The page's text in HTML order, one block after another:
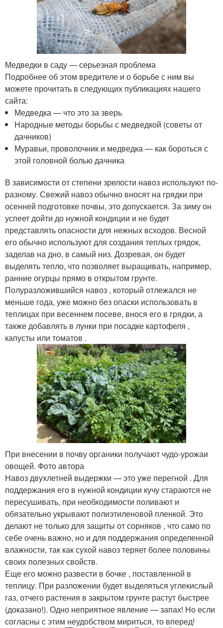
Медведки в саду — серьезная проблема
Подробнее об этом вредителе и о борьбе с ним вы
можете прочитать в следующих публикациях нашего
сайта:
Медведка — что это за зверь
Народные методы борьбы с медведкой (советы от
дачников)
Муравьи, проволочник и медведка — как бороться с
этой головной болью дачника
В зависимости от степени зрелости навоз используют по-
разному. Свежий навоз обычно вносят на грядки при
осенней подготовке почвы, это допускается. За зиму он
успеет дойти до нужной кондиции и не будет
представлять опасности для нежных всходов. Весной
его обычно используют для создания теплых грядок,
заделав на дно, в самый низ. Дозревая, он будет
выделять тепло, что позволяет выращивать, например,
ранние огурцы прямо в открытом грунте.
Полуразложившийся навоз , который отлежался не
меньше года, уже можно без опаски использовать в
теплицах при весеннем посеве, внося его в грядки, а
также добавлять в лунки при посадке картофеля ,
капусты или томатов .
При внесении в почву органики получают чудо-урожаи
овощей. Фото автора
Навоз двухлетней выдержки — это уже перегной . Для
поддержания его в нужной кондиции кучу стараются не
пересушивать, при необходимости поливают и
обязательно укрывают полиэтиленовой пленкой. Это
делают не только для защиты от сорняков , что само по
себе очень важно, но и для поддержания определенной
влажности, так как сухой навоз теряет более половины
своих полезных свойств.
Еще его можно развести в бочке , поставленной в
теплицу. При разложении будет выделяться углекислый
газ, отчего растения в закрытом грунте растут быстрее
(доказано!). Одно неприятное явление — запах! Но если
согласны с этим неудобством мириться, то вперед!